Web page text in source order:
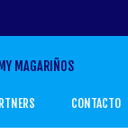
MAGARIÑOS
CONTACTO